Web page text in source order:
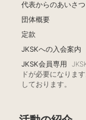
代表からのあいさつ
団体概要
定款
JKSKへの入会案内
JKSK会員専用
ドが必要になりま
しております。